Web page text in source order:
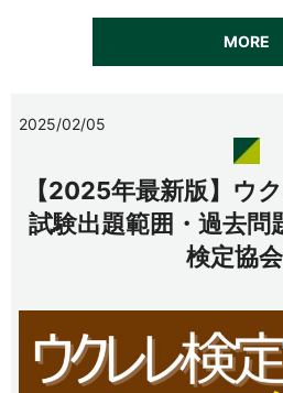
MORE
2025/02/05
【2025年最新版】ウ
試験出題範囲・過去問
検定協会